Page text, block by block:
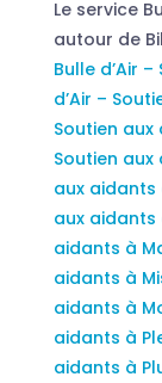
Le service
autour de
Bulle d’Air
d’Air –
Soutien
Soutien
aux aidants
aux aidants
aidants à
aidants à
aidants à
aidants à
aidants à